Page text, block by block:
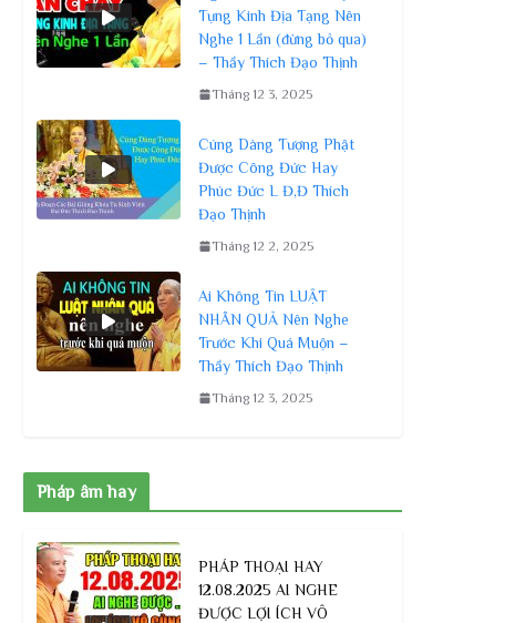
Tụng Kinh Địa Tạng Nên
Nghe 1 Lần (đừng bỏ qua)
– Thầy Thích Đạo Thịnh
Tháng 12 3, 2025
Cúng Dàng Tượng Phật
Được Công Đức Hay
Phúc Đức L Đ,Đ Thích
Đạo Thịnh
Tháng 12 2, 2025
Ai Không Tin LUẬT
NHÂN QUẢ Nên Nghe
Trước Khi Quá Muộn –
Thầy Thích Đạo Thịnh
Tháng 12 3, 2025
Pháp âm hay
PHÁP THOẠI HAY
12.08.2025 AI NGHE
ĐƯỢC LỢI ÍCH VÔ